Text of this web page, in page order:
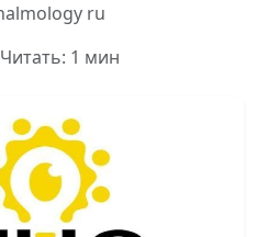
ru
Читать: 1 мин